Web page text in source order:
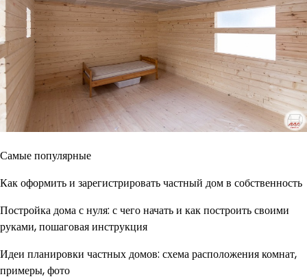
Самые популярные
Как оформить и зарегистрировать частный дом в собственность
Постройка дома с нуля: с чего начать и как построить своими
руками, пошаговая инструкция
Идеи планировки частных домов: схема расположения комнат,
примеры, фото